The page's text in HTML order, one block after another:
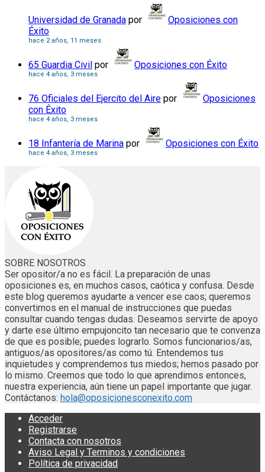
Universidad de Granada por
Oposiciones con
Éxito
hace 2 años, 11 meses
65 Guardia Civil por Oposiciones con Éxito
hace 4 años, 3 meses
76 Oficiales del Ejercito del Aire por
Oposiciones
con Éxito
hace 4 años, 3 meses
18 Infantería de Marina por Oposiciones con Éxito
hace 4 años, 3 meses
SOBRE NOSOTROS
Ser opositor/a no es fácil. La preparación de unas
oposiciones es, en muchos casos, caótica y confusa. Desde
este blog queremos ayudarte a vencer ese caos; queremos
convertirnos en el manual de instrucciones que puedas
consultar cuando tengas dudas. Deseamos servirte de apoyo
y darte ese último empujoncito tan necesario que te convenza
de que es posible; puedes lograrlo. Somos funcionarios/as,
antiguos/as opositores/as como tú. Entendemos tus
inquietudes y comprendemos tus miedos; hemos pasado por
lo mismo. Creemos que todo lo que aprendimos entonces,
nuestra experiencia, aún tiene un papel importante que jugar.
Contáctanos: hola@oposicionesconexito.com
Acceder
Registrarse
Contacta con nosotros
Aviso Legal y Terminos y condiciones
Política de privacidad